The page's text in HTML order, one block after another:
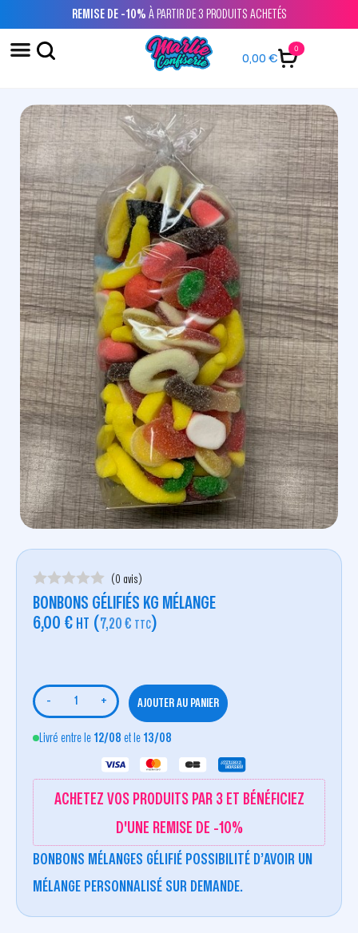
REMISE DE -10% À PARTIR DE 3 PRODUITS ACHETÉS
0,00€
0
(0 avis)
BONBONS GÉLIFIÉS KG MÉLANGE
6,00 € HT (7,20 € TTC)
- + AJOUTER AU PANIER
Livré entre le 12/08 et le 13/08
ACHETEZ VOS PRODUITS PAR 3 ET BÉNÉFICIEZ
D'UNE REMISE DE -10%
BONBONS MÉLANGES GÉLIFIÉ POSSIBILITÉ D’AVOIR UN
MÉLANGE PERSONNALISÉ SUR DEMANDE.